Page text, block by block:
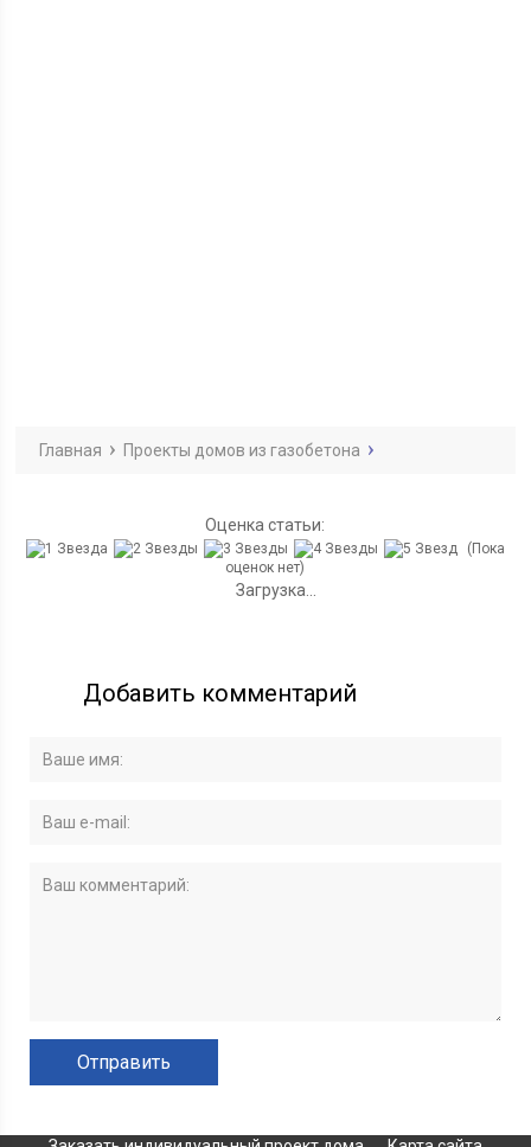
Главная Проекты домов из газобетона
Оценка статьи:
(Пока
оценок нет)
Загрузка...
Добавить комментарий